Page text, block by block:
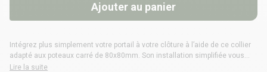
Ajouter au panier
Intégrez plus simplement votre portail à votre clôture à l’aide de ce collier
adapté aux poteaux carré de 80x80mm. Son installation simplifiée vous
permet de lier portail et grillage rigide très rapidement et durablement.
Lire la suite